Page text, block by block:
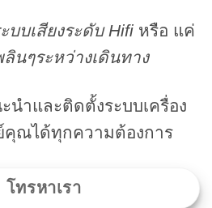
บบเสียงระดับ Hifiหรือ แค่
ลินๆระหว่างเดินทาง
นำและติดตั้งระบบเครื่อง
คุณได้ทุกความต้องการ
โทรหาเรา